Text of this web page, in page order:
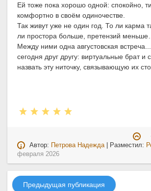
Ей тоже пока хорошо одной: спокойно,
комфортно в своём одиночестве.
Так живут уже не один год. То ли карма
ли простора больше, претензий
Между ними одна августовская
сегодня друг другу: виртуальные брат и
назвать эту ниточку, связывающую их
Автор:
Петрова Надежда| Разместил:
февраля 2026
Предыдущая публикация